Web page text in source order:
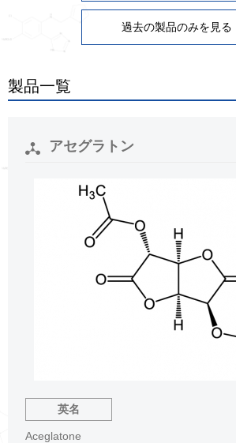
過去の製品のみを見る
製品一覧
アセグラトン
英名
Aceglatone